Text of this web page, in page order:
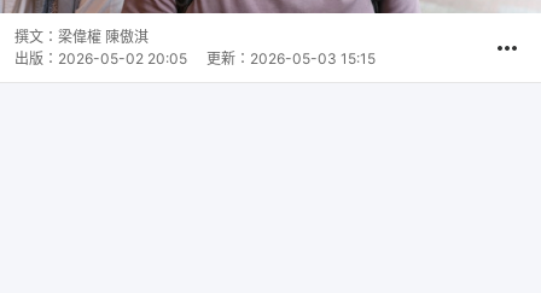
撰文： 梁偉權 陳傲淇
出版： 2026-05-02 20:05 更新： 2026-05-03 15:15